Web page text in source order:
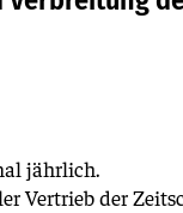
jährlich.
Vertrieb der